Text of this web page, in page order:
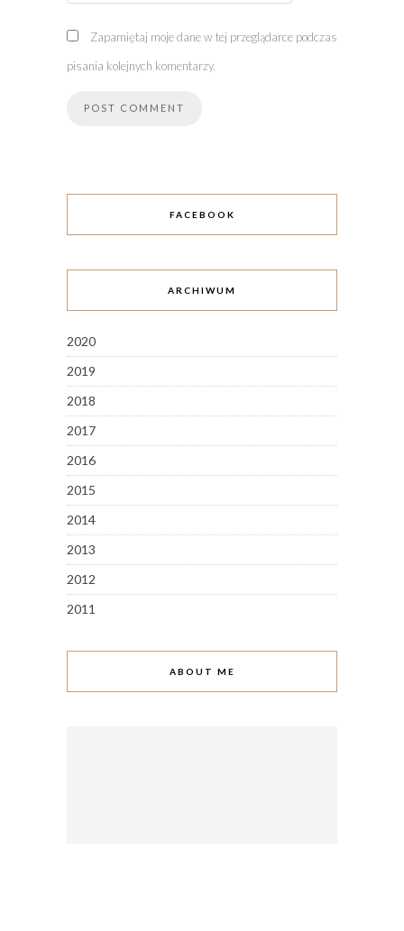
Zapamiętaj moje dane w tej przeglądarce podczas
pisania kolejnych komentarzy.
FACEBOOK
ARCHIWUM
2020
2019
2018
2017
2016
2015
2014
2013
2012
2011
ABOUT ME